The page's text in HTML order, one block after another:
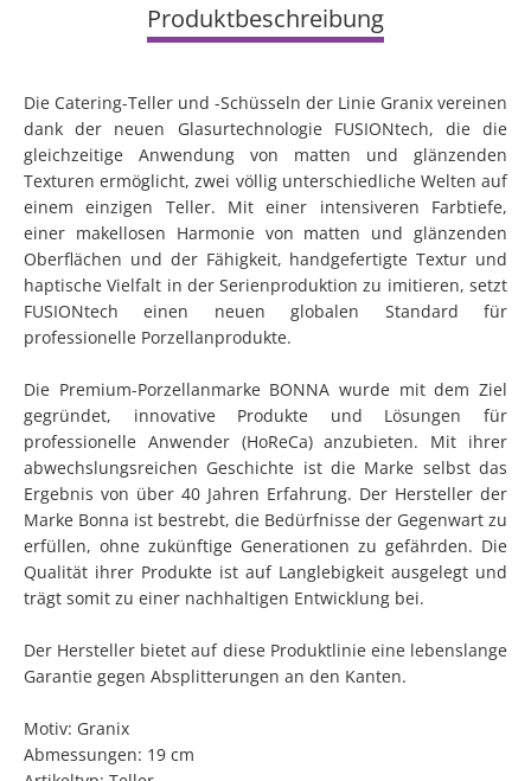
Produktbeschreibung
Die Catering-Teller und -Schüsseln der Linie Granix vereinen
dank der neuen Glasurtechnologie FUSIONtech, die die
gleichzeitige Anwendung von matten und glänzenden
Texturen ermöglicht, zwei völlig unterschiedliche Welten auf
einem einzigen Teller. Mit einer intensiveren Farbtiefe,
einer makellosen Harmonie von matten und glänzenden
Oberflächen und der Fähigkeit, handgefertigte Textur und
haptische Vielfalt in der Serienproduktion zu imitieren, setzt
FUSIONtech einen neuen globalen Standard für
professionelle Porzellanprodukte.
Die Premium-Porzellanmarke BONNA wurde mit dem Ziel
gegründet, innovative Produkte und Lösungen für
professionelle Anwender (HoReCa) anzubieten. Mit ihrer
abwechslungsreichen Geschichte ist die Marke selbst das
Ergebnis von über 40 Jahren Erfahrung. Der Hersteller der
Marke Bonna ist bestrebt, die Bedürfnisse der Gegenwart zu
erfüllen, ohne zukünftige Generationen zu gefährden. Die
Qualität ihrer Produkte ist auf Langlebigkeit ausgelegt und
trägt somit zu einer nachhaltigen Entwicklung bei.
Der Hersteller bietet auf diese Produktlinie eine lebenslange
Garantie gegen Absplitterungen an den Kanten.
Motiv: Granix
Abmessungen: 19 cm